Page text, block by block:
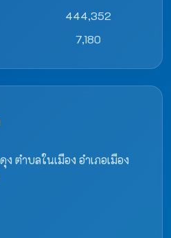
444,352
7,180
ตำบลในเมือง อำเภอเมือง